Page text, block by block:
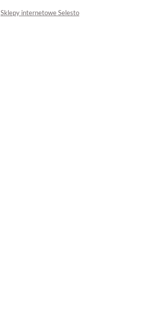
Sklepy internetowe Selesto